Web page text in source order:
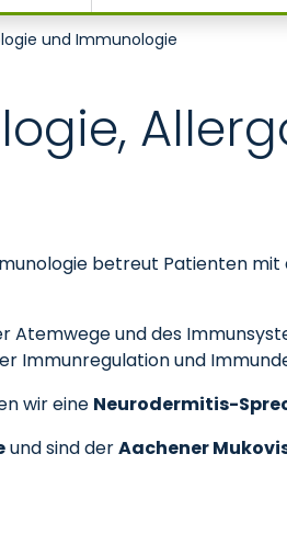
und Immunologie
betreut Patienten
und des
Immunregulation und
wir eine Neurodermitis-
und sind derAachener